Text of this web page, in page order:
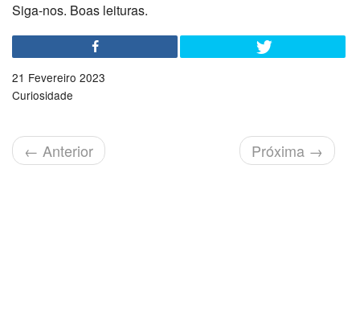
Siga-nos. Boas leituras.
21 Fevereiro 2023
Curiosidade
← Anterior Próxima →